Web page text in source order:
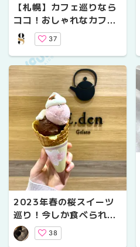
【札幌】カフェ巡りなら
ココ！おしゃれなカフェ
8選
37
2023年春の桜スイーツ
巡り！今しか食べられな
い限定スイーツをご紹介♪
【5選】
38